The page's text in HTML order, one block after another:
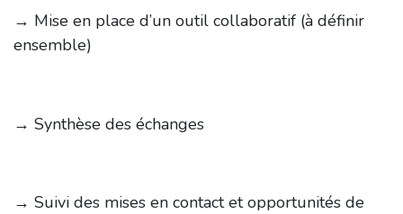
→ Mise en place d’un outil collaboratif (à définir
ensemble)
→ Synthèse des échanges
→ Suivi des mises en contact et opportunités de